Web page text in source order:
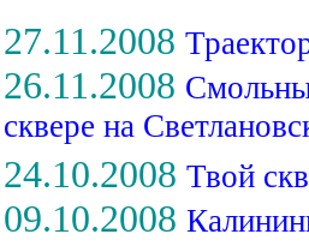
27.11.2008
26.11.2008
сквере на
24.10.2008 Твой
09.10.2008